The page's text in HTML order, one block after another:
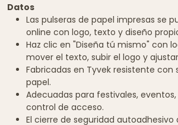
Datos
Las pulseras de papel impresas se
online con logo, texto y diseño
Haz clic en "Diseña tú mismo" con
mover el texto, subir el logo y
Fabricadas en Tyvek resistente con
papel.
Adecuadas para festivales,
control de acceso.
El cierre de seguridad